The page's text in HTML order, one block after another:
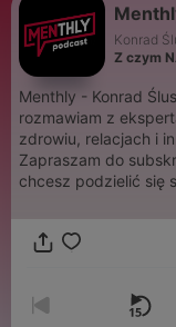
Konrad
Z czym
Menthly - Konrad
rozmawiam z
zdrowiu, relacjach i
Zapraszam do
chcesz podzielić się
mogłaby wystąpić
potrzebuje
konrad@tubers.pl i